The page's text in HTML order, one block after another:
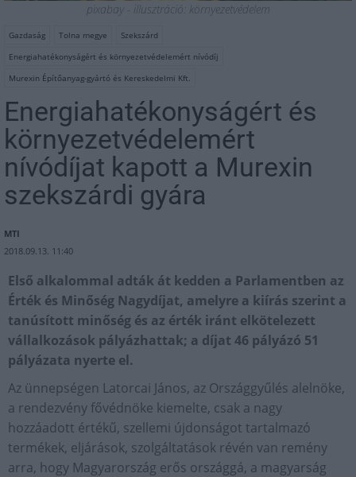
pixabay - illusztráció: környezetvédelem
Gazdaság Tolna megye
Szekszárd
Energiahatékonyságért és környezetvédelemért nívódíj
Murexin Építőanyag-gyártó és Kereskedelmi Kft.
Energiahatékonyságért és
környezetvédelemért
nívódíjat kapott a Murexin
szekszárdi gyára
MTI
2018.09.13. 11:40
Első alkalommal adták át kedden a Parlamentben az
Érték és Minőség Nagydíjat, amelyre a kiírás szerint a
tanúsított minőség és az érték iránt elkötelezett
vállalkozások pályázhattak; a díjat 46 pályázó 51
pályázata nyerte el.
Az ünnepségen Latorcai János, az Országgyűlés alelnöke,
a rendezvény fővédnöke kiemelte, csak a nagy
hozzáadott értékű, szellemi újdonságot tartalmazó
termékek, eljárások, szolgáltatások révén van remény
arra, hogy Magyarország erős országgá, a magyarság